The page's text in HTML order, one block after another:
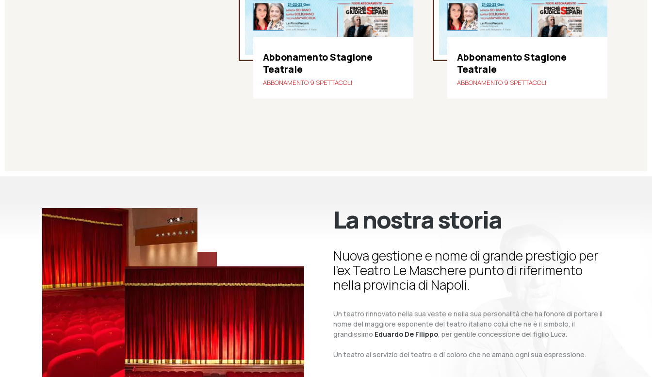
Abbonamento Stagione
Teatrale
ABBONAMENTO 9 SPETTACOLI
Abbonamento Stagione
Teatrale
ABBONAMENTO 9 SPETTACOLI
La nostra storia
Nuova gestione e nome di grande prestigio per
l’ex Teatro Le Maschere punto di riferimento
nella provincia di Napoli.
Un teatro rinnovato nella sua veste e nella sua personalità che ha l’onore di portare il
nome del maggiore esponente del teatro italiano colui che ne è il simbolo, il
grandissimo Eduardo De Filippo, per gentile concessione del figlio Luca.
Un teatro al servizio del teatro e di coloro che ne amano ogni sua espressione.